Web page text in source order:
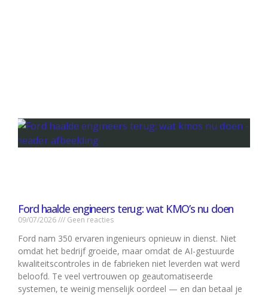
Ford haalde engineers terug: wat KMO’s nu doen
09/07/2026 Geen reacties
Ford nam 350 ervaren ingenieurs opnieuw in dienst. Niet
omdat het bedrijf groeide, maar omdat de AI-gestuurde
kwaliteitscontroles in de fabrieken niet leverden wat werd
beloofd. Te veel vertrouwen op geautomatiseerde
systemen, te weinig menselijk oordeel — en dan betaal je